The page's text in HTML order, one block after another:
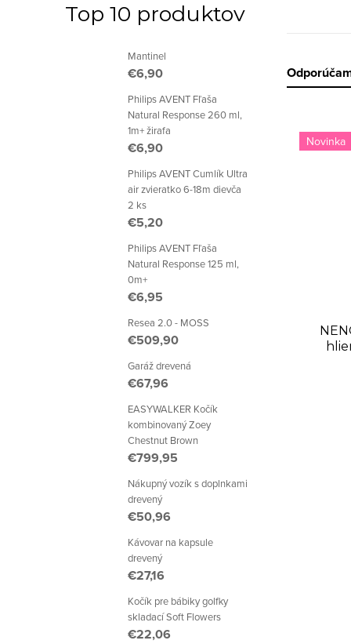
Top 10 produktov
Mantinel
€6,90
Philips AVENT Fľaša
Natural Response 260 ml,
1m+ žirafa
€6,90
Philips AVENT Cumlík Ultra
air zvieratko 6-18m dievča
2 ks
€5,20
Philips AVENT Fľaša
Natural Response 125 ml,
0m+
€6,95
Resea 2.0 - MOSS
€509,90
Garáž drevená
€67,96
EASYWALKER Kočík
kombinovaný Zoey
Chestnut Brown
€799,95
Nákupný vozík s doplnkami
drevený
€50,96
Kávovar na kapsule
drevený
€27,16
Kočík pre bábiky golfky
skladací Soft Flowers
€22,06
R
d
V Novinka